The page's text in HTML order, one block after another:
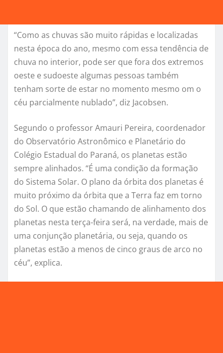
“Como as chuvas são muito rápidas e localizadas
nesta época do ano, mesmo com essa tendência de
chuva no interior, pode ser que fora dos extremos
oeste e sudoeste algumas pessoas também
tenham sorte de estar no momento mesmo om o
céu parcialmente nublado”, diz Jacobsen.
Segundo o professor Amauri Pereira, coordenador
do Observatório Astronômico e Planetário do
Colégio Estadual do Paraná, os planetas estão
sempre alinhados. “É uma condição da formação
do Sistema Solar. O plano da órbita dos planetas é
muito próximo da órbita que a Terra faz em torno
do Sol. O que estão chamando de alinhamento dos
planetas nesta terça-feira será, na verdade, mais de
uma conjunção planetária, ou seja, quando os
planetas estão a menos de cinco graus de arco no
céu”, explica.